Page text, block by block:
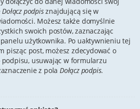
Dołącz podpisznajdującą się w
Możesz także domyślnie
swoich postów, zaznaczając
użytkownika. Po uaktywnieniu tej
pisząc post, możesz zdecydować o
usuwając w formularzu
z polaDołącz podpis.